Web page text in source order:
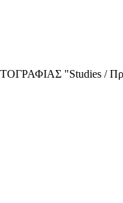
"Studies /